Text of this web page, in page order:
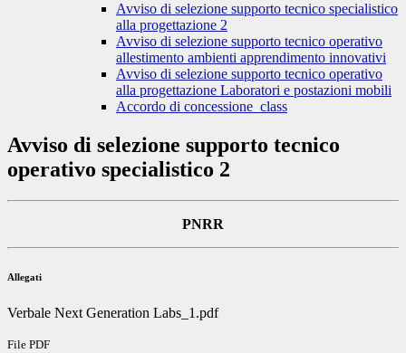
Avviso di selezione supporto tecnico specialistico
alla progettazione 2
Avviso di selezione supporto tecnico operativo
allestimento ambienti apprendimento innovativi
Avviso di selezione supporto tecnico operativo
alla progettazione Laboratori e postazioni mobili
Accordo di concessione_class
Avviso di selezione supporto tecnico
operativo specialistico 2
PNRR
Allegati
Verbale Next Generation Labs_1.pdf
File PDF